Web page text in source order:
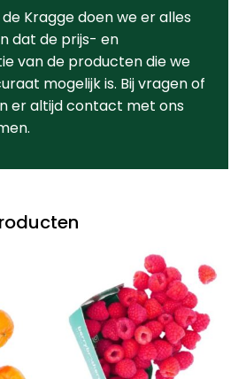
Kragge doen we er alles
dat de prijs- en
van de producten die we
mogelijk is. Bij vragen of
er altijd contact met ons